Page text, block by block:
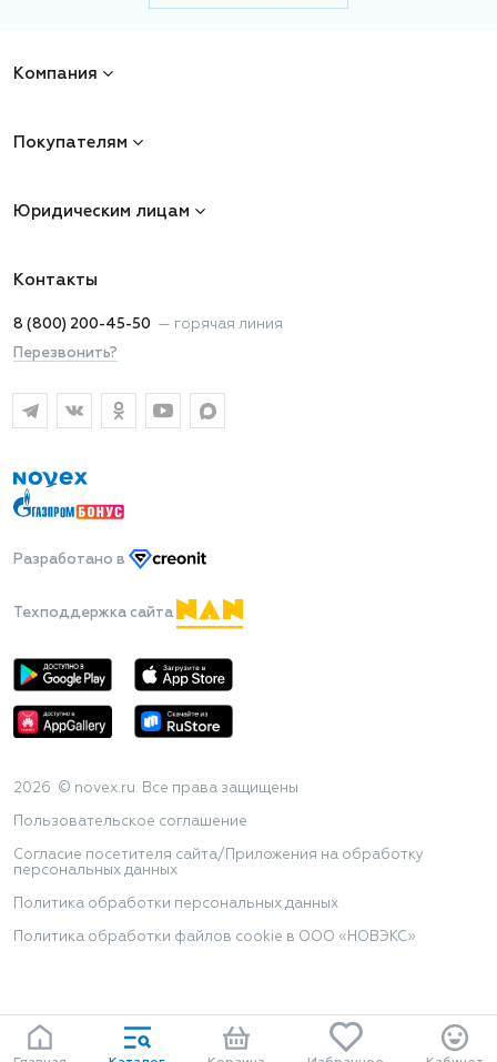
Компания
Покупателям
Юридическим лицам
Контакты
8 (800) 200-45-50 — горячая линия
Перезвонить?
Разработано в
Техподдержка сайта
2026 © novex.ru. Все права защищены
Пользовательское соглашение
Согласие посетителя сайта/Приложения на обработку
персональных данных
Политика обработки персональных данных
Политика обработки файлов cookie в ООО «НОВЭКС»